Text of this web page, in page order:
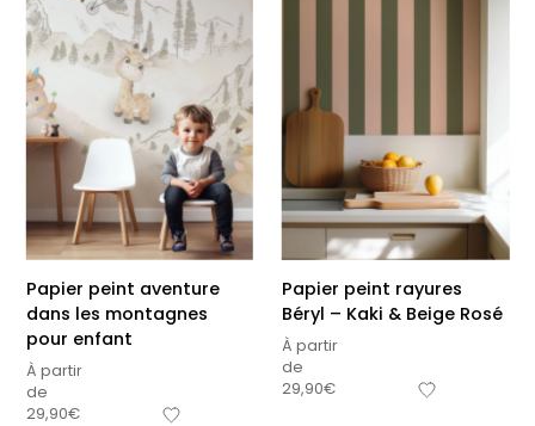
Papier peint aventure
dans les montagnes
pour enfant
À partir
de
29,90€
Papier peint rayures
Béryl – Kaki & Beige Rosé
À partir
de
29,90€